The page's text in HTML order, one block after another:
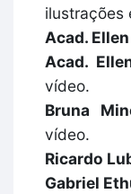
ilustrações
Acad.
Acad.
vídeo.
Bruna
vídeo.
Ricardo
Gabriel